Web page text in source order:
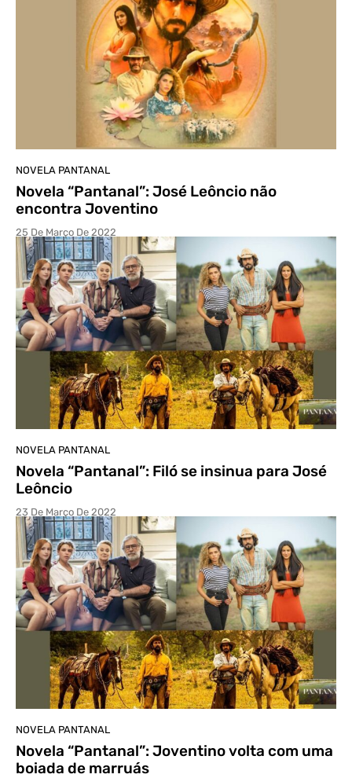
NOVELA PANTANAL
Novela “Pantanal”: José Leôncio não
encontra Joventino
25 De Março De 2022
NOVELA PANTANAL
Novela “Pantanal”: Filó se insinua para José
Leôncio
23 De Março De 2022
NOVELA PANTANAL
Novela “Pantanal”: Joventino volta com uma
boiada de marruás